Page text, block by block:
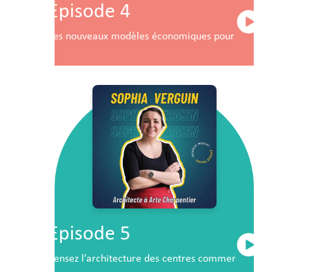
Episode 4
Les nouveaux modèles économiques pour les centres
Episode 5
Pensez l’architecture des centres commerciaux de demain